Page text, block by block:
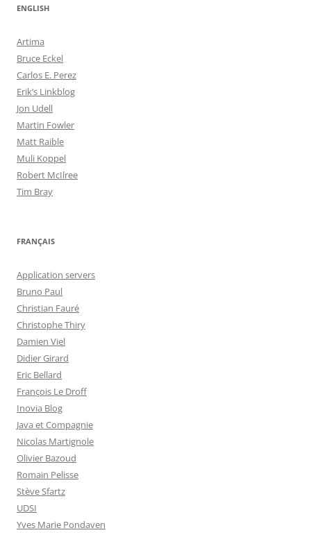
ENGLISH
Artima
Bruce Eckel
Carlos E. Perez
Erik’s Linkblog
Jon Udell
Martin Fowler
Matt Raible
Muli Koppel
Robert McIlree
Tim Bray
FRANÇAIS
Application servers
Bruno Paul
Christian Fauré
Christophe Thiry
Damien Viel
Didier Girard
Eric Bellard
François Le Droff
Inovia Blog
Java et Compagnie
Nicolas Martignole
Olivier Bazoud
Romain Pelisse
Stève Sfartz
UDSI
Yves Marie Pondaven